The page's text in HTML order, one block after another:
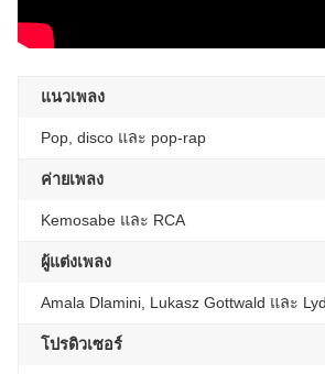
แนวเพลง
Pop, disco และ pop-rap
ค่ายเพลง
Kemosabe และ RCA
ผู้แต่งเพลง
Amala Dlamini, Lukasz Gottwald และ
โปรดิวเซอร์